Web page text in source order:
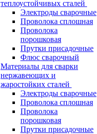
теплоустойчивых сталей
Электроды сварочные
Проволока сплошная
Проволока
порошковая
Прутки присадочные
Флюс сварочный
Материалы для сварки
нержавеющих и
жаростойких сталей
Электроды сварочные
Проволока сплошная
Проволока
порошковая
Прутки присадочные